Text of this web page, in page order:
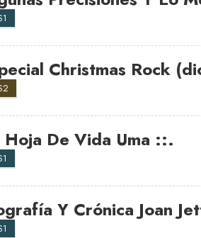
Christmas Rock
De Vida Uma ::.
Y Crónica Joan